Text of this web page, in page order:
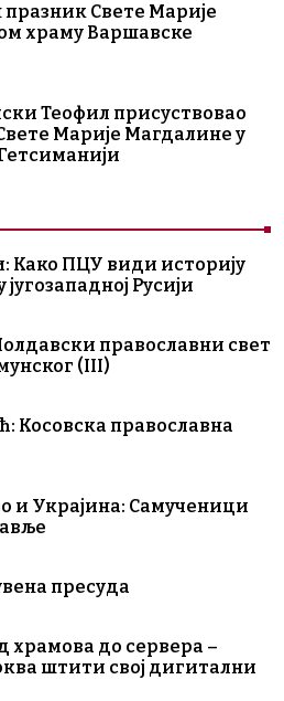
Свете Марије
храму Варшавске
Теофил присуствовао
Марије Магдалине у
Како ПЦУ види историју
Русији
православни свет
(III)
Косовска православна
и Украјина: Самученици
пресуда
храмова до сервера –
штити свој дигитални